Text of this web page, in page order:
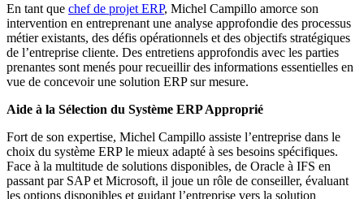
En tant que chef de projet ERP, Michel Campillo amorce son
intervention en entreprenant une analyse approfondie des processus
métier existants, des défis opérationnels et des objectifs stratégiques
de l’entreprise cliente. Des entretiens approfondis avec les parties
prenantes sont menés pour recueillir des informations essentielles en
vue de concevoir une solution ERP sur mesure.
Aide à la Sélection du Système ERP Approprié
Fort de son expertise, Michel Campillo assiste l’entreprise dans le
choix du système ERP le mieux adapté à ses besoins spécifiques.
Face à la multitude de solutions disponibles, de Oracle à IFS en
passant par SAP et Microsoft, il joue un rôle de conseiller, évaluant
les options disponibles et guidant l’entreprise vers la solution